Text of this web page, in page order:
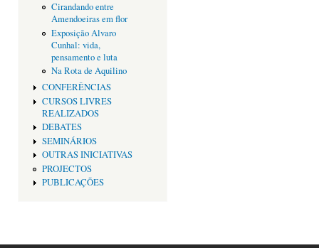
Cirandando entre
Amendoeiras em flor
Exposição Alvaro
Cunhal: vida,
pensamento e luta
Na Rota de Aquilino
CONFERÊNCIAS
CURSOS LIVRES
REALIZADOS
DEBATES
SEMINÁRIOS
OUTRAS INICIATIVAS
PROJECTOS
PUBLICAÇÕES